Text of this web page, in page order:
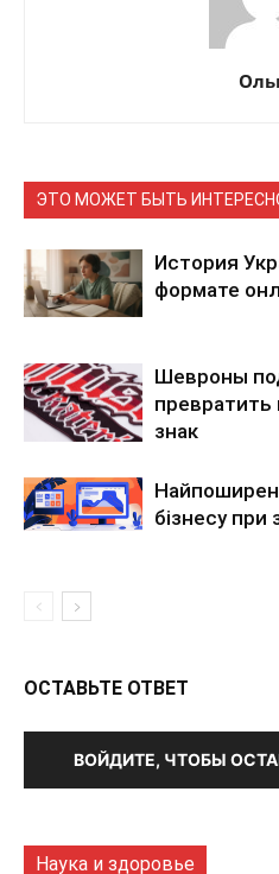
ЭТО МОЖЕТ БЫТЬ
История
формате
Шевроны
знак
бізнесу при
ОСТАВЬТЕ ОТВЕТ
ВОЙДИТЕ, ЧТОБЫ
Наука и здоровье